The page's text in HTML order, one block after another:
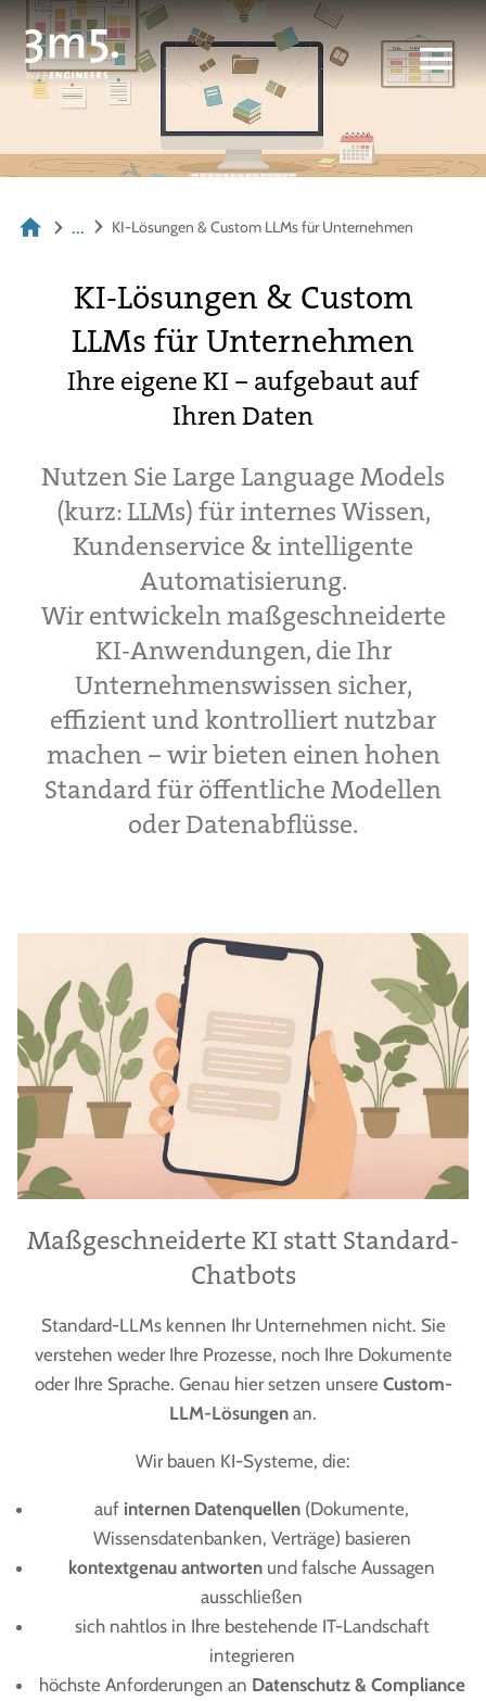
... KI-Lösungen & Custom LLMs für Unternehmen
KI-Lösungen & Custom
LLMs für Unternehmen
Ihre eigene KI – aufgebaut auf
Ihren Daten
Nutzen Sie Large Language Models
(kurz: LLMs) für internes Wissen,
Kundenservice & intelligente
Automatisierung.
Wir entwickeln maßgeschneiderte
KI-Anwendungen, die Ihr
Unternehmenswissen sicher,
effizient und kontrolliert nutzbar
machen – wir bieten einen hohen
Standard für öffentliche Modellen
oder Datenabflüsse.
Maßgeschneiderte KI statt Standard-
Chatbots
Standard-LLMs kennen Ihr Unternehmen nicht. Sie
verstehen weder Ihre Prozesse, noch Ihre Dokumente
oder Ihre Sprache. Genau hier setzen unsere Custom-
LLM-Lösungen an.
Wir bauen KI-Systeme, die:
auf internen Datenquellen (Dokumente,
Wissensdatenbanken, Verträge) basieren
kontextgenau antworten und falsche Aussagen
ausschließen
sich nahtlos in Ihre bestehende IT-Landschaft
integrieren
höchste Anforderungen an Datenschutz & Compliance